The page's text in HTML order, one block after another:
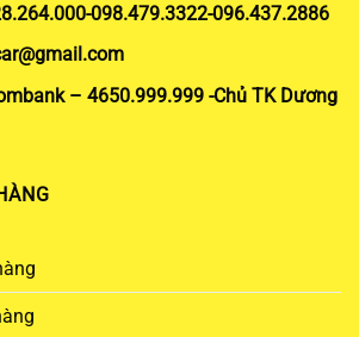
098.479.3322-096.437.2886
– 4650.999.999 -Chủ TK Dương